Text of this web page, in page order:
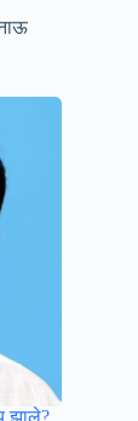
झाले?